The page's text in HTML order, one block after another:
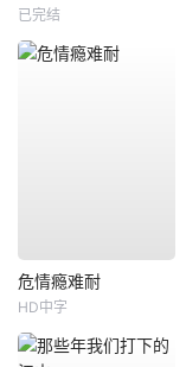
已完结
危情瘾难耐
HD中字